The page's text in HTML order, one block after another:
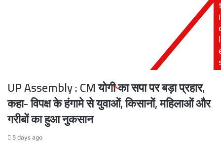
किराये
में
50%
i
l
UP Assembly : CM योगी का सपा पर बड़ा प्रहार,
कहा- विपक्ष के हंगामे से युवाओं, किसानों, महिलाओं और
गरीबों का हुआ नुकसान
5 days ago